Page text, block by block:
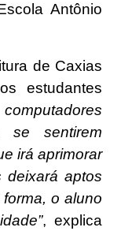
Antônio
de Caxias
estudantes
computadores
sentirem
irá aprimorar
deixará aptos
o aluno
, explica